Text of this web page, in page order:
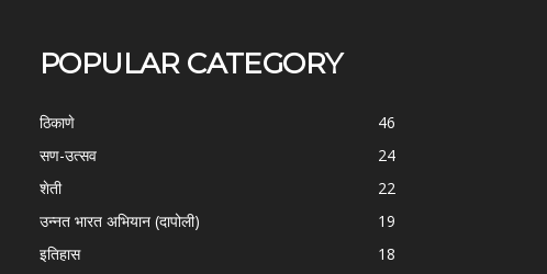
POPULAR CATEGORY
ठिकाणे
46
सण-उत्सव
24
शेती
22
उन्नत भारत अभियान (दापोली)
19
इतिहास
18